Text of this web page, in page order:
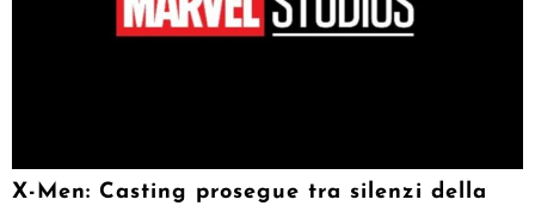
X-Men: Casting prosegue tra silenzi della